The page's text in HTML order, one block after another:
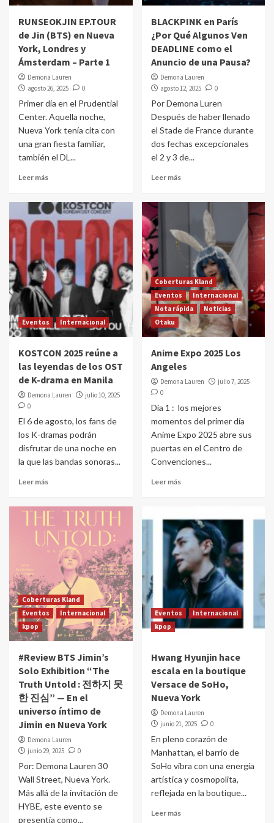
RUNSEOKJIN EP.TOUR
de Jin (BTS) en Nueva
York, Londres y
Ámsterdam – Parte 1
Demona Lauren
agosto 26, 2025
0
Primer día en el Prudential
Center. Aquella noche,
Nueva York tenía cita con
una gran fiesta familiar,
también el DL...
Leer más
BLACKPINK en París
¿Por Qué Algunos Ven
DEADLINE como el
Anuncio de una Pausa?
Demona Lauren
agosto 12, 2025
0
Por Demona Luren
Después de haber llenado
el Stade de France durante
dos fechas excepcionales
el 2 y 3 de...
Leer más
Eventos Internacional
KOSTCON 2025 reúne a
las leyendas de los OST
de K-drama en Manila
Demona Lauren
julio 10, 2025
0
El 6 de agosto, los fans de
los K-dramas podrán
disfrutar de una noche en
la que las bandas sonoras...
Leer más
Coberturas Kland
Eventos
Internacional
Nota rápida
Noticias
Otaku
Anime Expo 2025 Los
Angeles
Demona Lauren
julio 7, 2025
0
Dia 1 : los mejores
momentos del primer día
Anime Expo 2025 abre sus
puertas en el Centro de
Convenciones...
Leer más
Coberturas Kland
Eventos
Internacional
kpop
#Review BTS Jimin’s
Solo Exhibition “The
Truth Untold : 전하지 못
한 진심” — En el
universo íntimo de
Jimin en Nueva York
Demona Lauren
junio 29, 2025
0
Por: Demona Lauren 30
Wall Street, Nueva York.
Más allá de la invitación de
HYBE, este evento se
presentía como...
Eventos
Internacional
kpop
Hwang Hyunjin hace
escala en la boutique
Versace de SoHo,
Nueva York
Demona Lauren
junio 21, 2025
0
En pleno corazón de
Manhattan, el barrio de
SoHo vibra con una energía
artística y cosmopolita,
reflejada en la boutique...
Leer más